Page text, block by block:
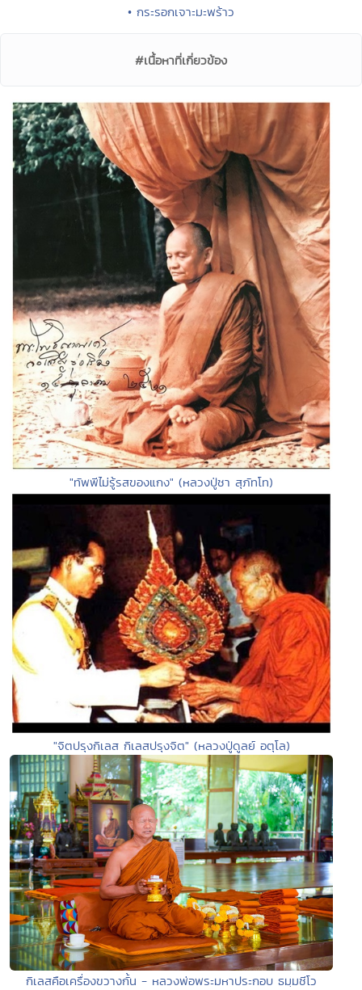
• กระรอกเจาะมะพร้าว
#เนื้อหาที่เกี่ยวข้อง
"ทัพพีไม่รู้รสของแกง" (หลวงปู่ชา สุภัทโท)
"จิตปรุงกิเลส กิเลสปรุงจิต" (หลวงปู่ดูลย์ อตุโล)
กิเลสคือเครื่องขวางกั้น - หลวงพ่อพระมหาประกอบ ธมฺมชีโว